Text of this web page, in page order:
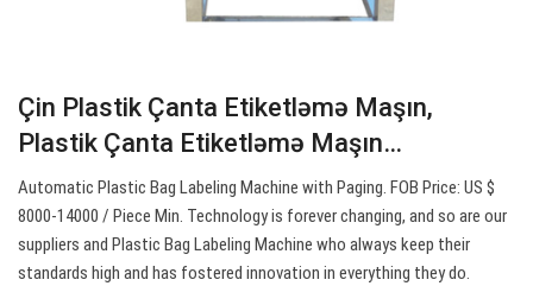
Çin Plastik Çanta Etiketləmə Maşın,
Plastik Çanta Etiketləmə Maşın…
Automatic Plastic Bag Labeling Machine with Paging. FOB Price: US $
8000-14000 / Piece Min. Technology is forever changing, and so are our
suppliers and Plastic Bag Labeling Machine who always keep their
standards high and has fostered innovation in everything they do.